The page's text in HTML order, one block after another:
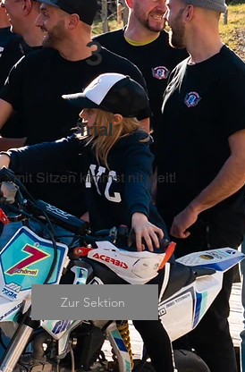
3
Trial
mit Sitzen kimmst nit weit!
Zur Sektion